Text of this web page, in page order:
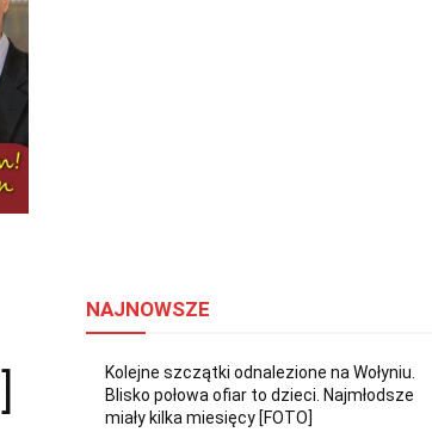
NAJNOWSZE
Kolejne szczątki odnalezione na Wołyniu.
Blisko połowa ofiar to dzieci. Najmłodsze
miały kilka miesięcy [FOTO]